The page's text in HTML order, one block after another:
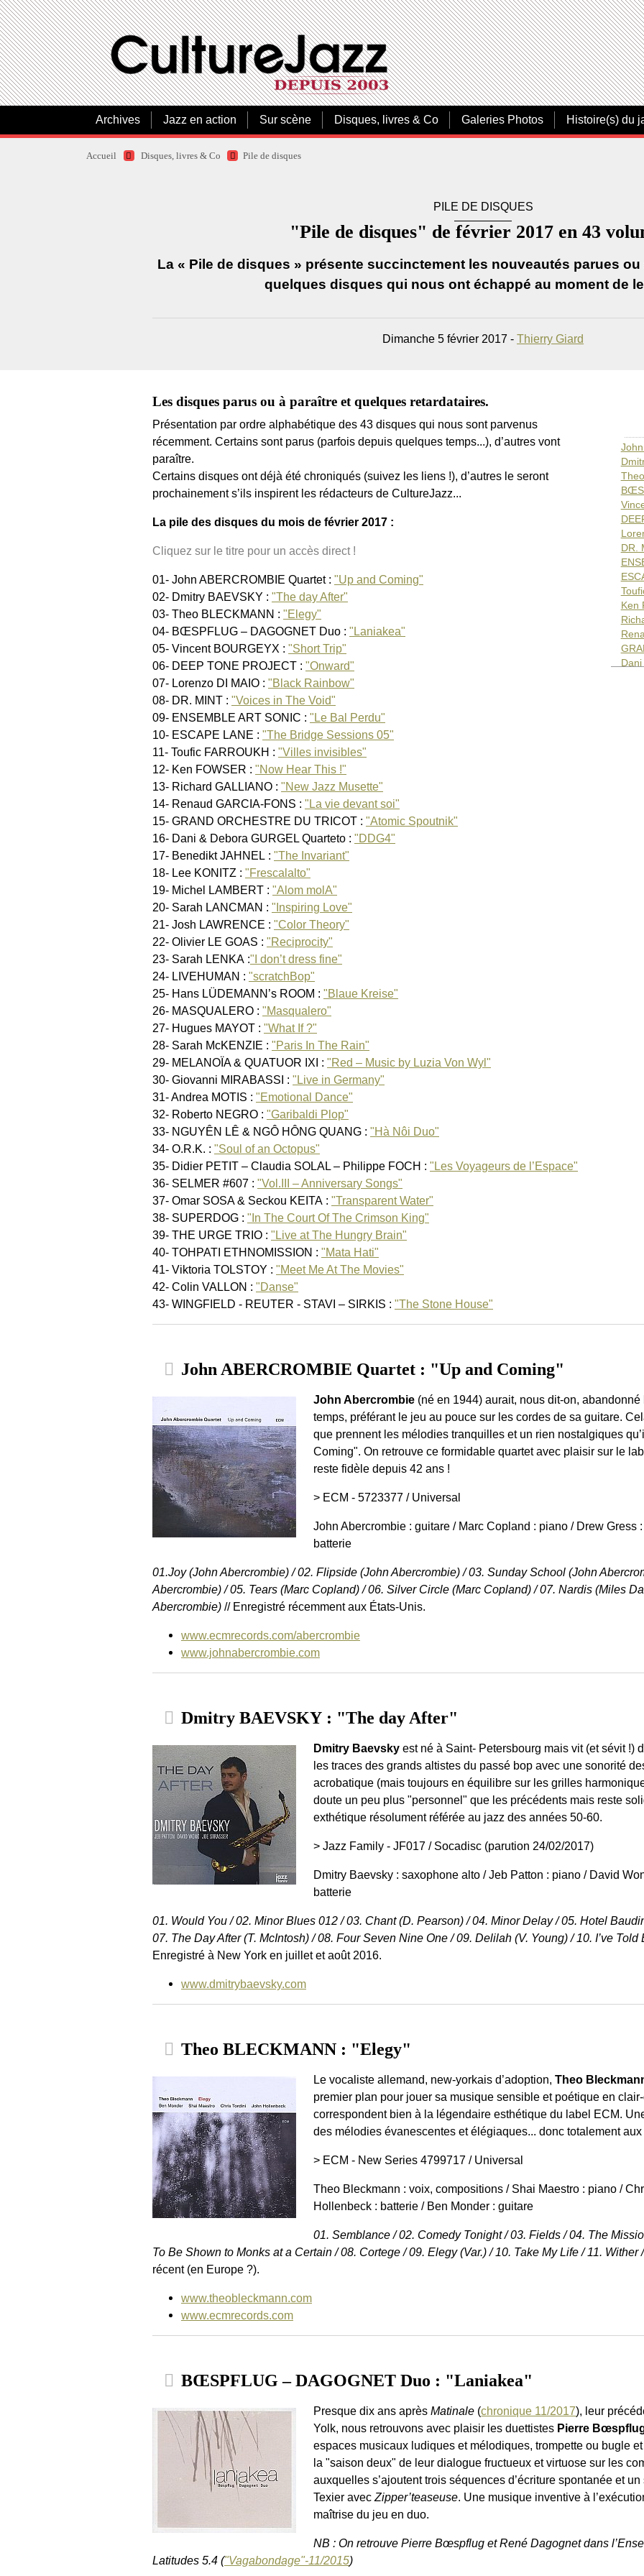
Archives Jazz en action Sur scène Disques, livres & Co Galeries Photos Histoire(s) du
Accueil Disques, livres & Co Pile de disques
PILE DE DISQUES
"Pile de disques" de février 2017 en 43
La « Pile de disques » présente succinctement les nouveautés parues
quelques disques qui nous ont échappé au moment de
Dimanche 5 février 2017 - Thierry Giard
Les disques parus ou à paraître et quelques retardataires.
DR.
Ken
Présentation par ordre alphabétique des 43 disques qui nous sont parvenus
récemment. Certains sont parus (parfois depuis quelques temps...), d’autres vont
paraître.
Certains disques ont déjà été chroniqués (suivez les liens !), d’autres le seront
prochainement s’ils inspirent les rédacteurs de CultureJazz...
La pile des disques du mois de février 2017 :
Cliquez sur le titre pour un accès direct !
01- John ABERCROMBIE Quartet : "Up and Coming"
02- Dmitry BAEVSKY : "The day After"
03- Theo BLECKMANN : "Elegy"
04- BŒSPFLUG – DAGOGNET Duo : "Laniakea"
05- Vincent BOURGEYX : "Short Trip"
06- DEEP TONE PROJECT : "Onward"
07- Lorenzo DI MAIO : "Black Rainbow"
08- DR. MINT : "Voices in The Void"
09- ENSEMBLE ART SONIC : "Le Bal Perdu"
10- ESCAPE LANE : "The Bridge Sessions 05"
11- Toufic FARROUKH : "Villes invisibles"
12- Ken FOWSER : "Now Hear This !"
13- Richard GALLIANO : "New Jazz Musette"
14- Renaud GARCIA-FONS : "La vie devant soi"
15- GRAND ORCHESTRE DU TRICOT : "Atomic Spoutnik"
16- Dani & Debora GURGEL Quarteto : "DDG4"
17- Benedikt JAHNEL : "The Invariant"
18- Lee KONITZ : "Frescalalto"
19- Michel LAMBERT : "Alom molA"
20- Sarah LANCMAN : "Inspiring Love"
21- Josh LAWRENCE : "Color Theory"
22- Olivier LE GOAS : "Reciprocity"
23- Sarah LENKA :"I don’t dress fine"
24- LIVEHUMAN : "scratchBop"
25- Hans LÜDEMANN’s ROOM : "Blaue Kreise"
26- MASQUALERO : "Masqualero"
27- Hugues MAYOT : "What If ?"
28- Sarah McKENZIE : "Paris In The Rain"
29- MELANOÏA & QUATUOR IXI : "Red – Music by Luzia Von Wyl"
30- Giovanni MIRABASSI : "Live in Germany"
31- Andrea MOTIS : "Emotional Dance"
32- Roberto NEGRO : "Garibaldi Plop"
33- NGUYÊN LÊ & NGÔ HÔNG QUANG : "Hà Nôi Duo"
34- O.R.K. : "Soul of an Octopus"
35- Didier PETIT – Claudia SOLAL – Philippe FOCH : "Les Voyageurs de l’Espace"
36- SELMER #607 : "Vol.III – Anniversary Songs"
37- Omar SOSA & Seckou KEITA : "Transparent Water"
38- SUPERDOG : "In The Court Of The Crimson King"
39- THE URGE TRIO : "Live at The Hungry Brain"
40- TOHPATI ETHNOMISSION : "Mata Hati"
41- Viktoria TOLSTOY : "Meet Me At The Movies"
42- Colin VALLON : "Danse"
43- WINGFIELD - REUTER - STAVI – SIRKIS : "The Stone House"
John ABERCROMBIE Quartet : "Up and Coming"
John Abercrombie (né en 1944) aurait, nous dit-on,
temps, préférant le jeu au pouce sur les cordes de sa guitare.
que prennent les mélodies tranquilles et un rien nostalgiques
Coming". On retrouve ce formidable quartet avec plaisir sur le
reste fidèle depuis 42 ans !
> ECM - 5723377 / Universal
John Abercrombie : guitare / Marc Copland : piano / Drew Gress
batterie
01.Joy (John Abercrombie) / 02. Flipside (John Abercrombie) / 03. Sunday School (John
Abercrombie) / 05. Tears (Marc Copland) / 06. Silver Circle (Marc Copland) / 07. Nardis (Miles
Abercrombie) // Enregistré récemment aux États-Unis.
www.ecmrecords.com/abercrombie
www.johnabercrombie.com
Dmitry BAEVSKY : "The day After"
Dmitry Baevsky est né à Saint- Petersbourg mais vit (et sévit !)
les traces des grands altistes du passé bop avec une sonorité
acrobatique (mais toujours en équilibre sur les grilles
doute un peu plus "personnel" que les précédents mais reste
exthétique résolument référée au jazz des années 50-60.
> Jazz Family - JF017 / Socadisc (parution 24/02/2017)
Dmitry Baevsky : saxophone alto / Jeb Patton : piano / David
batterie
01. Would You / 02. Minor Blues 012 / 03. Chant (D. Pearson) / 04. Minor Delay / 05. Hotel
07. The Day After (T. McIntosh) / 08. Four Seven Nine One / 09. Delilah (V. Young) / 10. I’ve Told
Enregistré à New York en juillet et août 2016.
www.dmitrybaevsky.com
Theo BLECKMANN : "Elegy"
Le vocaliste allemand, new-yorkais d’adoption,Theo
premier plan pour jouer sa musique sensible et poétique en
correspondent bien à la légendaire esthétique du label ECM.
des mélodies évanescentes et élégiaques... donc totalement
> ECM - New Series 4799717 / Universal
Theo Bleckmann : voix, compositions / Shai Maestro : piano /
Hollenbeck : batterie / Ben Monder : guitare
01. Semblance / 02. Comedy Tonight / 03. Fields / 04. The
To Be Shown to Monks at a Certain / 08. Cortege / 09. Elegy (Var.) / 10. Take My Life / 11. Wither
récent (en Europe ?).
www.theobleckmann.com
www.ecmrecords.com
BŒSPFLUG – DAGOGNET Duo : "Laniakea"
Presque dix ans aprèsMatinale (chronique 11/2017), leur
Yolk, nous retrouvons avec plaisir les duettistes Pierre
espaces musicaux ludiques et mélodiques, trompette ou bugle
la "saison deux" de leur dialogue fructueux et virtuose sur les
auxquelles s’ajoutent trois séquences d’écriture spontanée et
Texier avecZipper’teaseuse. Une musique inventive à
maîtrise du jeu en duo.
NB : On retrouve Pierre Bœspflug et René Dagognet dans
Latitudes 5.4 ("Vagabondage"-11/2015)